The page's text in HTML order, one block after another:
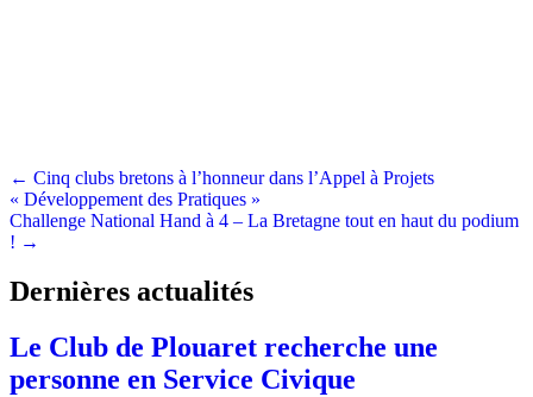
Posts
navigation
← Cinq clubs bretons à l’honneur dans l’Appel à Projets
« Développement des Pratiques »
Challenge National Hand à 4 – La Bretagne tout en haut du podium
! →
Dernières actualités
Le Club de Plouaret recherche une
personne en Service Civique